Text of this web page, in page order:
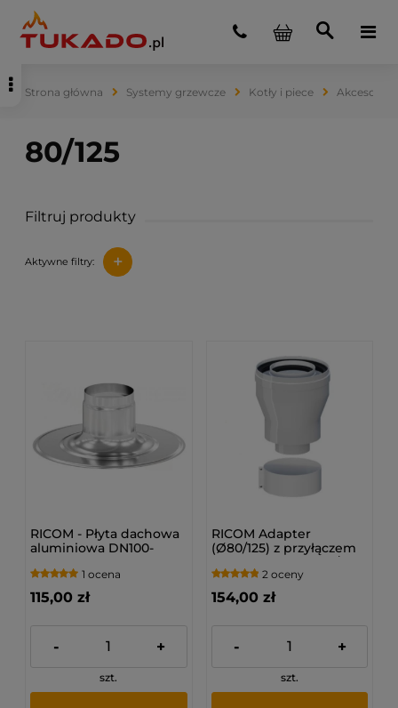
Strona główna Systemy grzewcze Kotły i piece Akcesoria
Filtruj produkty
Aktywne filtry: +
RICOM - Płyta dachowa
aluminiowa DN100-
1 ocena
115,00 zł
- +
szt.
RICOM Adapter
(Ø80/125) z przyłączem
montażowym (Ø60/100)
2 oceny
154,00 zł
- +
szt.